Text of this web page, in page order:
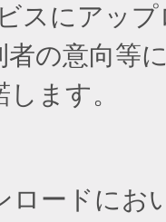
スにアップ
の意向等
ます。
ロードにお